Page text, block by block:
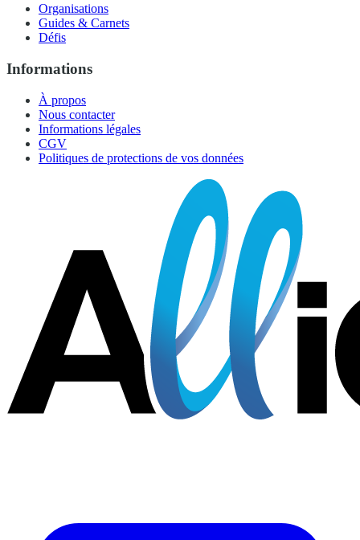
Organisations
Guides & Carnets
Défis
Informations
À propos
Nous contacter
Informations légales
CGV
Politiques de protections de vos données